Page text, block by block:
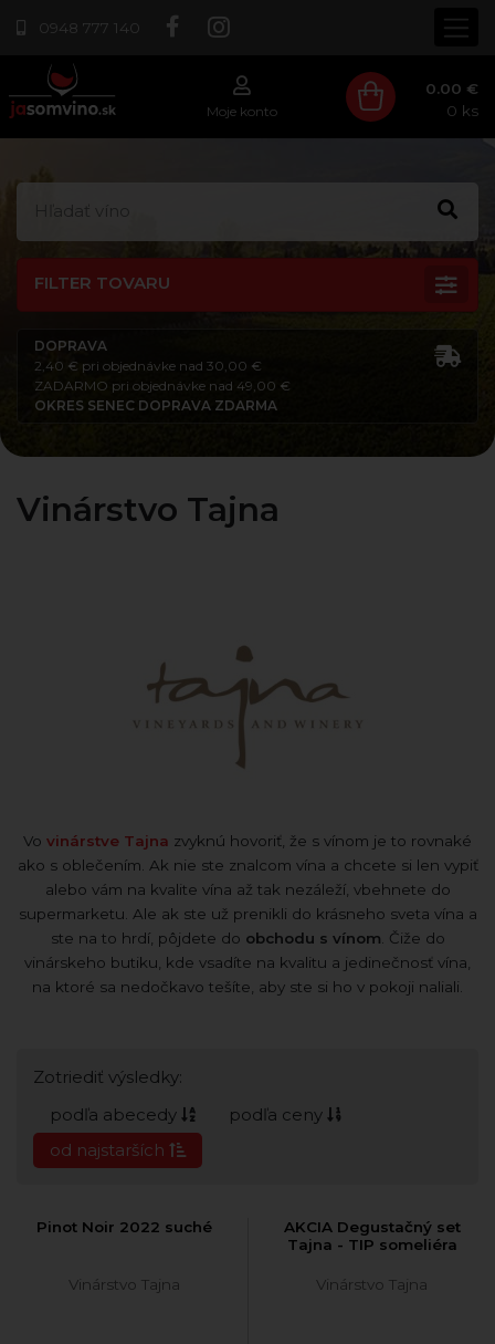
0948 777 140
Moje konto
0.00 €
0 ks
FILTER TOVARU
DOPRAVA
2,40 € pri objednávke nad 30,00 €
ZADARMO pri objednávke nad 49,00 €
OKRES SENEC DOPRAVA ZDARMA
Vinárstvo Tajna
Vo vinárstve Tajna zvyknú hovoriť, že s vínom je to rovnaké
ako s oblečením. Ak nie ste znalcom vína a chcete si len vypiť
alebo vám na kvalite vína až tak nezáleží, vbehnete do
supermarketu. Ale ak ste už prenikli do krásneho sveta vína a
ste na to hrdí, pôjdete do obchodu s vínom . Čiže do
vinárskeho butiku, kde vsadíte na kvalitu a jedinečnosť vína,
na ktoré sa nedočkavo tešíte, aby ste si ho v pokoji naliali.
Zotriediť výsledky:
podľa abecedy
podľa ceny
od najstarších
Pinot Noir 2022 suché
Vinárstvo Tajna
AKCIA Degustačný set
Tajna - TIP someliéra
Vinárstvo Tajna